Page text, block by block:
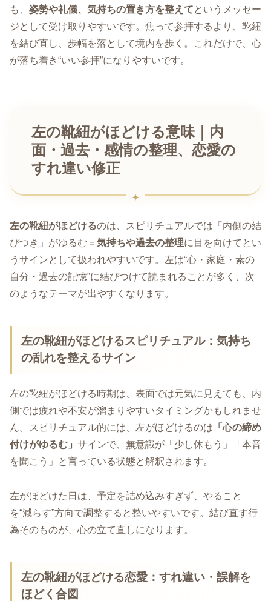
も、 姿勢や礼儀、気持ちの置き方を整えてというメッセー
ジとして受け取りやすいです。焦って参拝するより、靴紐
を結び直し、歩幅を落として境内を歩く。これだけで、心
が落ち着き“いい参拝”になりやすいです。
左の靴紐がほどける意味｜内
面・過去・感情の整理、恋愛の
すれ違い修正
左の靴紐がほどけるのは、スピリチュアルでは「内側の結
びつき」がゆるむ＝ 気持ちや過去の整理に目を向けてとい
うサインとして扱われやすいです。左は“心・家庭・素の
自分・過去の記憶”に結びつけて読まれることが多く、次
のようなテーマが出やすくなります。
左の靴紐がほどけるスピリチュアル：気持ち
の乱れを整えるサイン
左の靴紐がほどける時期は、表面では元気に見えても、内
側では疲れや不安が溜まりやすいタイミングかもしれませ
ん。スピリチュアル的には、左がほどけるのは 「心の締め
付けがゆるむ」 サインで、無意識が「少し休もう」「本音
を聞こう」と言っている状態と解釈されます。
左がほどけた日は、予定を詰め込みすぎず、やること
を“減らす”方向で調整すると整いやすいです。結び直す行
為そのものが、心の立て直しになります。
左の靴紐がほどける恋愛：すれ違い・誤解を
ほどく合図